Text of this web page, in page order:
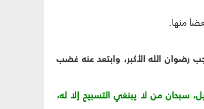
منها.
الله الأكبر، وابتعد عنه غضب
سبحان من لا يبنغي التسبيح إلا له،